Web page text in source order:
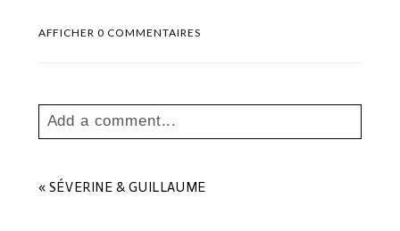
AFFICHER0 COMMENTAIRES
Add a comment...
Les champs marqués sont requis *
« SÉVERINE & GUILLAUME